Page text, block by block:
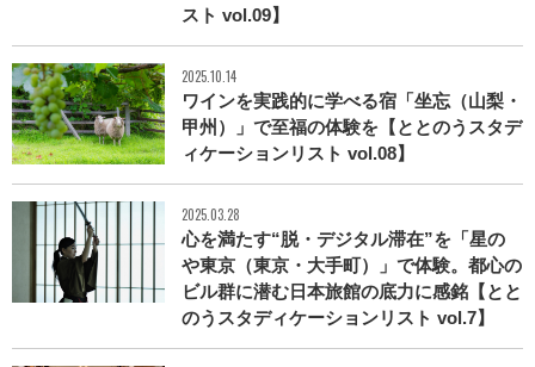
スト vol.09】
2025.10.14
ワインを実践的に学べる宿「坐忘（山梨・
甲州）」で至福の体験を【ととのうスタデ
ィケーションリスト vol.08】
2025.03.28
心を満たす“脱・デジタル滞在”を「星の
や東京（東京・大手町）」で体験。都心の
ビル群に潜む日本旅館の底力に感銘【とと
のうスタディケーションリスト vol.7】